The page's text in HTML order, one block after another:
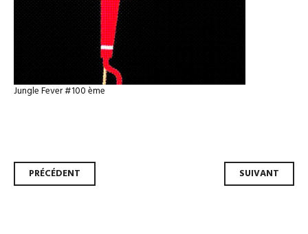
Jungle Fever #100 ème
Navigation
PRÉCÉDENT SUIVANT